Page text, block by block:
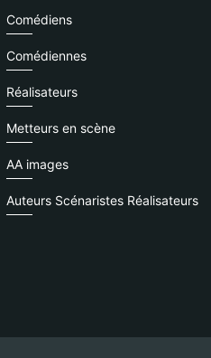
Comédiens
Comédiennes
Réalisateurs
Metteurs en scène
AA images
Auteurs Scénaristes Réalisateurs